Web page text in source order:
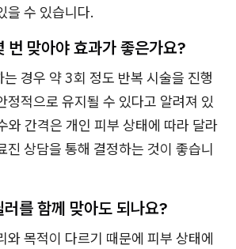
을 수 있습니다.
번 맞아야 효과가 좋은가요?
경우 약 3회 정도 반복 시술을 진행
정적으로 유지될 수 있다고 알려져 있
와 간격은 개인 피부 상태에 따라 달라
진 상담을 통해 결정하는 것이 좋습니
를 함께 맞아도 되나요?
와 목적이 다르기 때문에 피부 상태에